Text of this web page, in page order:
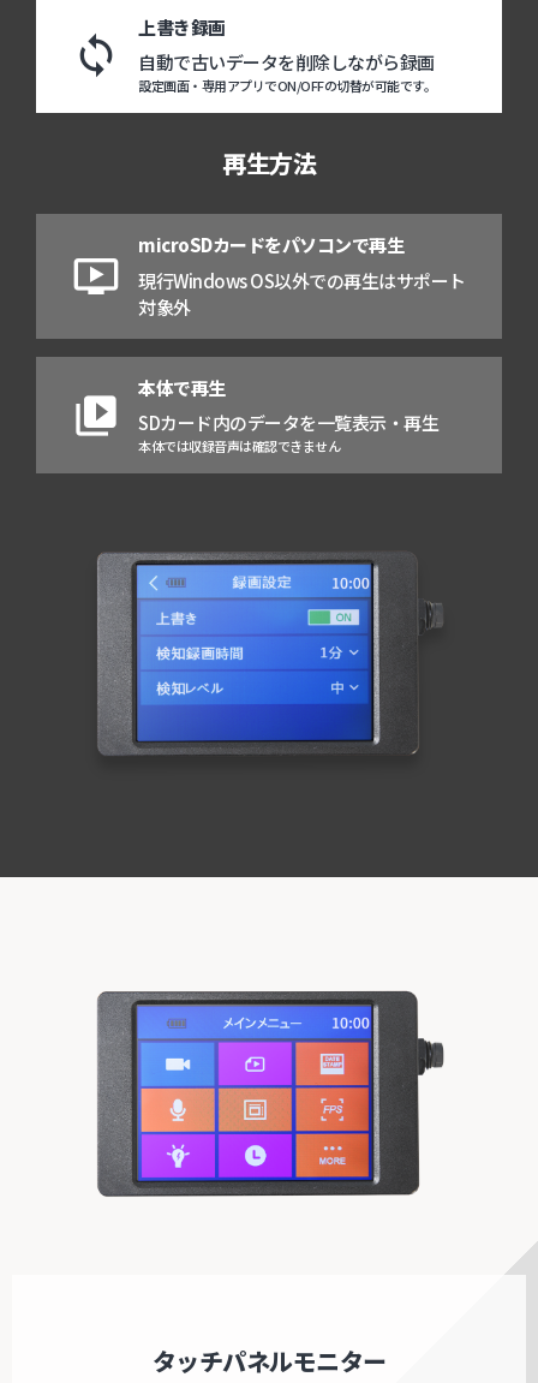
loop
上書き録画
自動で古いデータを削除しながら録画
設定画面・専用アプリでON/OFFの切替が可能です。
再生方法
ondemand_video
microSDカードをパソコンで再生
現行Windows OS以外での再生はサポート
対象外
video_library
本体で再生
SDカード内のデータを一覧表示・再生
本体では収録音声は確認できません
タッチパネルモニター